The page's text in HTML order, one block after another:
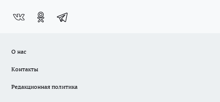
О нас
Контакты
Редакционная политика